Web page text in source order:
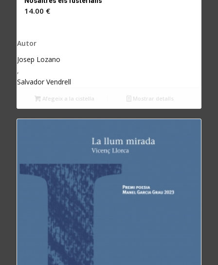
14.00 €
Autor
Josep Lozano
,
Salvador Vendrell
Afegeix a la cistella Mostrar detalls